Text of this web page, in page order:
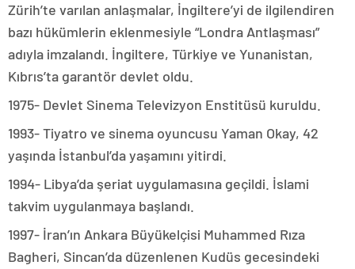
Zürih’te varılan anlaşmalar, İngiltere’yi de ilgilendiren
bazı hükümlerin eklenmesiyle “Londra Antlaşması”
adıyla imzalandı. İngiltere, Türkiye ve Yunanistan,
Kıbrıs’ta garantör devlet oldu.
1975- Devlet Sinema Televizyon Enstitüsü kuruldu.
1993- Tiyatro ve sinema oyuncusu Yaman Okay, 42
yaşında İstanbul’da yaşamını yitirdi.
1994- Libya’da şeriat uygulamasına geçildi. İslami
takvim uygulanmaya başlandı.
1997- İran’ın Ankara Büyükelçisi Muhammed Rıza
Bagheri, Sincan’da düzenlenen Kudüs gecesindeki